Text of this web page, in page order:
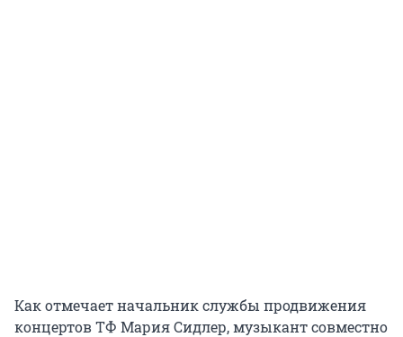
Как отмечает начальник службы продвижения
концертов ТФ Мария Сидлер, музыкант совместно